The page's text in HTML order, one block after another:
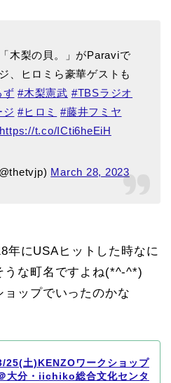
木梨の貝。」がParaviで
、ヒロミら豪華ゲストも
ず #木梨憲武 #TBSラジオ
ジ #ヒロミ
#藤井フミヤ
https://t.co/ICti6heEiH
March 28, 2023
年にUSAヒットした時なに
うな町名ですよね(*^-^*)
ップでいったのかな
25(土)KENZOワークショップ
大分・iichiko総合文化センタ